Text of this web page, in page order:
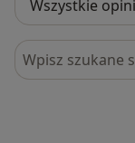
Szukaj w